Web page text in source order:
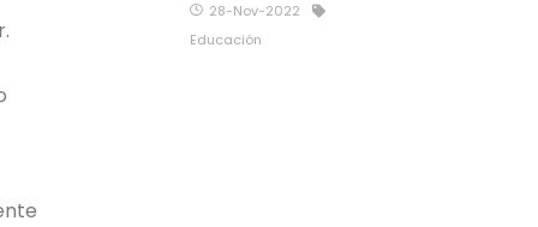
28-Nov-2022
Educación